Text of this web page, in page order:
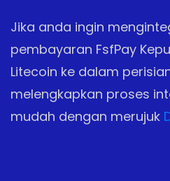
Jika anda ingin
pembayaran FsfPay
Litecoin ke dalam
melengkapkan proses
mudah dengan merujuk